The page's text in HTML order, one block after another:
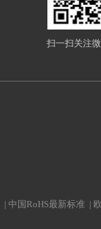
扫一扫关注
|中国RoHS最新标准 |